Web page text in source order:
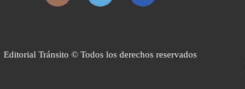
Editorial Tránsito © Todos los derechos reservados